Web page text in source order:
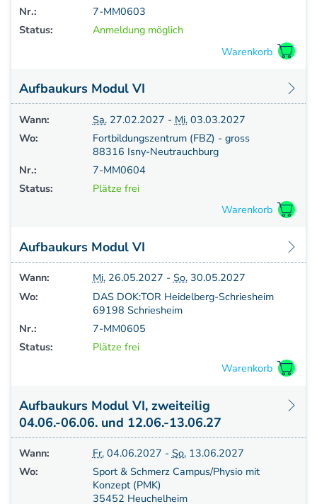
Nr.:
7-MM0603
Status:
Anmeldung möglich
Aufbaukurs Modul VI
Wann: Sa.27.02.2027 - Mi.03.03.2027
Wo:
Fortbildungszentrum (FBZ) - gross
88316 Isny-Neutrauchburg
Nr.:
7-MM0604
Status:
Plätze frei
Aufbaukurs Modul VI
Wann: Mi.26.05.2027 - So.30.05.2027
Wo:
DAS DOK:TOR Heidelberg-Schriesheim
69198 Schriesheim
Nr.:
7-MM0605
Status:
Plätze frei
Aufbaukurs Modul VI, zweiteilig
04.06.-06.06. und 12.06.-13.06.27
Wann: Fr.04.06.2027 - So.13.06.2027
Wo:
Sport & Schmerz Campus/Physio mit
Konzept (PMK)
35452 Heuchelheim